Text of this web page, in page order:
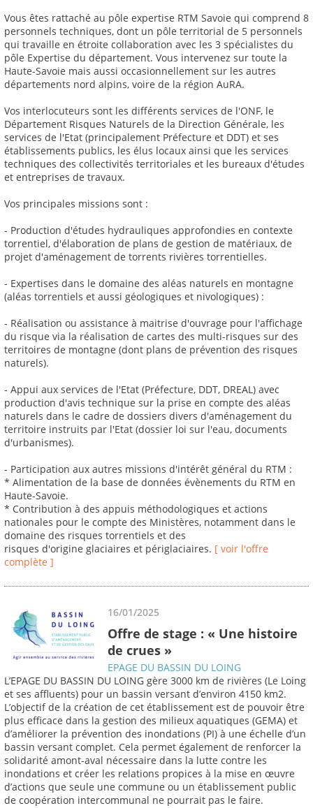
Vous êtes rattaché au pôle expertise RTM Savoie qui comprend 8
personnels techniques, dont un pôle territorial de 5 personnels
qui travaille en étroite collaboration avec les 3 spécialistes du
pôle Expertise du département. Vous intervenez sur toute la
Haute-Savoie mais aussi occasionnellement sur les autres
départements nord alpins, voire de la région AuRA.
Vos interlocuteurs sont les différents services de l'ONF, le
Département Risques Naturels de la Direction Générale, les
services de l'Etat (principalement Préfecture et DDT) et ses
établissements publics, les élus locaux ainsi que les services
techniques des collectivités territoriales et les bureaux d'études
et entreprises de travaux.
Vos principales missions sont :
- Production d'études hydrauliques approfondies en contexte
torrentiel, d'élaboration de plans de gestion de matériaux, de
projet d'aménagement de torrents rivières torrentielles.
- Expertises dans le domaine des aléas naturels en montagne
(aléas torrentiels et aussi géologiques et nivologiques) :
- Réalisation ou assistance à maitrise d'ouvrage pour l'affichage
du risque via la réalisation de cartes des multi-risques sur des
territoires de montagne (dont plans de prévention des risques
naturels).
- Appui aux services de l'Etat (Préfecture, DDT, DREAL) avec
production d'avis technique sur la prise en compte des aléas
naturels dans le cadre de dossiers divers d'aménagement du
territoire instruits par l'Etat (dossier loi sur l'eau, documents
d'urbanismes).
- Participation aux autres missions d'intérêt général du RTM :
* Alimentation de la base de données évènements du RTM en
Haute-Savoie.
* Contribution à des appuis méthodologiques et actions
nationales pour le compte des Ministères, notamment dans le
domaine des risques torrentiels et des
risques d'origine glaciaires et périglaciaires. [ voir l'offre
complète ]
16/01/2025
Offre de stage : « Une histoire
de crues »
EPAGE DU BASSIN DU LOING
L’EPAGE DU BASSIN DU LOING gère 3000 km de rivières (Le Loing
et ses affluents) pour un bassin versant d’environ 4150 km2.
L’objectif de la création de cet établissement est de pouvoir être
plus efficace dans la gestion des milieux aquatiques (GEMA) et
d’améliorer la prévention des inondations (PI) à une échelle d’un
bassin versant complet. Cela permet également de renforcer la
solidarité amont-aval nécessaire dans la lutte contre les
inondations et créer les relations propices à la mise en œuvre
d’actions que seule une commune ou un établissement public
de coopération intercommunal ne pourrait pas le faire.